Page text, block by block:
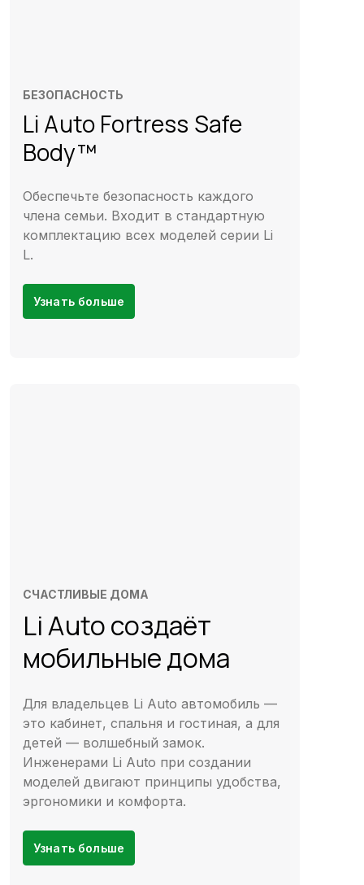
БЕЗОПАСНОСТЬ
Li Auto Fortress Safe
Body™
Обеспечьте безопасность каждого
члена семьи. Входит в стандартную
комплектацию всех моделей серии Li
L.
Узнать больше
СЧАСТЛИВЫЕ ДОМА
Li Auto создаёт
мобильные дома
Для владельцев Li Auto автомобиль —
это кабинет, спальня и гостиная, а для
детей — волшебный замок.
Инженерами Li Auto при создании
моделей двигают принципы удобства,
эргономики и комфорта.
Узнать больше